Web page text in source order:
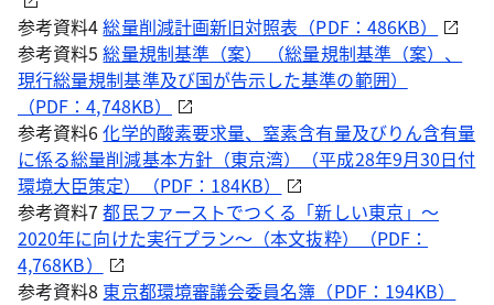
参考資料4総量削減計画新旧対照表（PDF：486KB）
参考資料5総量規制基準（案） （総量規制基準（案）、
現行総量規制基準及び国が告示した基準の範囲）
（PDF：4,748KB）
参考資料6化学的酸素要求量、窒素含有量及びりん含有量
に係る総量削減基本方針（東京湾）（平成28年9月30日付
環境大臣策定）（PDF：184KB）
参考資料7都民ファーストでつくる「新しい東京」～
2020年に向けた実行プラン～（本文抜粋）（PDF：
4,768KB）
参考資料8 東京都環境審議会委員名簿（PDF：194KB）